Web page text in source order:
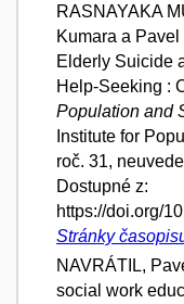
RASNAYAKA
Kumara a
Elderly Suicide
Help-Seeking :
Population and
Institute for
roč. 31,
Dostupné z:
https://doi.org/
Stránky
NAVRÁTIL,
social work